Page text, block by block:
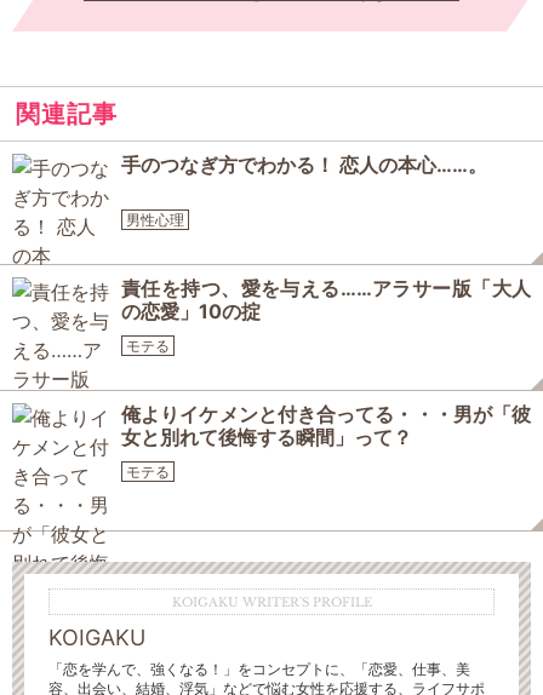
関連記事
手のつなぎ方でわかる！ 恋人の本心……。
男性心理
責任を持つ、愛を与える……アラサー版「大人
の恋愛」10の掟
モテる
俺よりイケメンと付き合ってる・・・男が「彼
女と別れて後悔する瞬間」って？
モテる
KOIGAKU WRITER'S PROFILE
KOIGAKU
「恋を学んで、強くなる！」をコンセプトに、「恋愛、仕事、美
容、出会い、結婚、浮気」などで悩む女性を応援する、ライフサポ